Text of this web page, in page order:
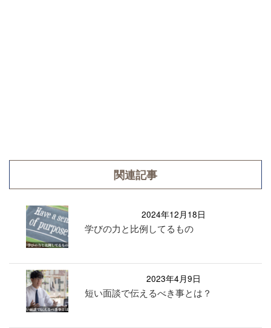
関連記事
2024年12月18日
学びの力と比例してるもの
2023年4月9日
短い面談で伝えるべき事とは？